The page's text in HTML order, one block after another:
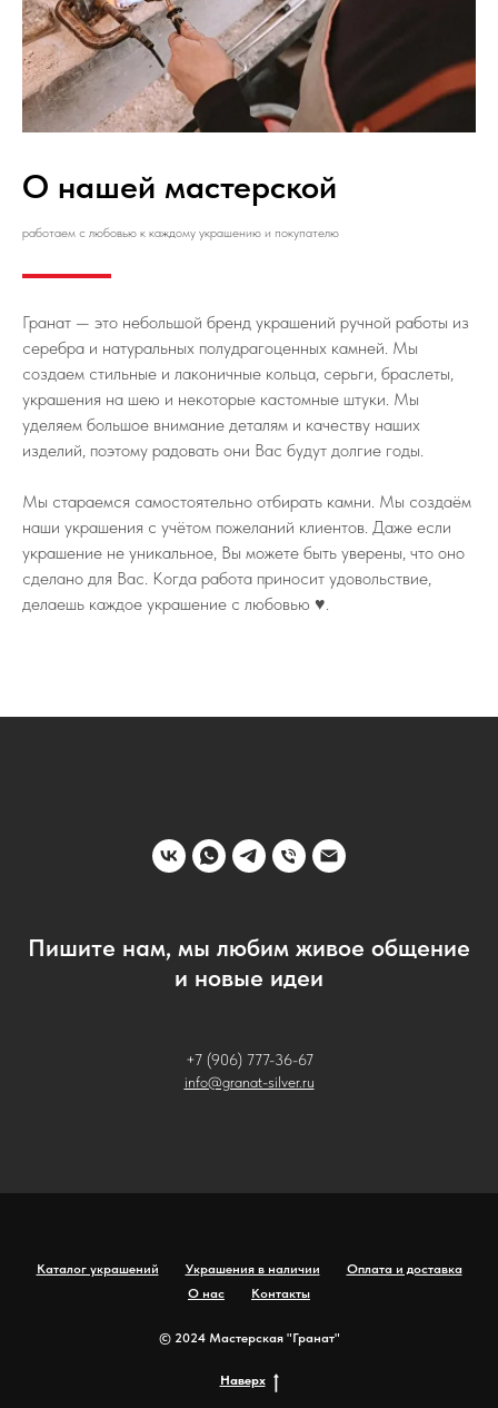
О нашей мастерской
работаем с любовью к каждому украшению и покупателю
Гранат — это небольшой бренд украшений ручной работы из
серебра и натуральных полудрагоценных камней. Мы
создаем стильные и лаконичные кольца, серьги, браслеты,
украшения на шею и некоторые кастомные штуки. Мы
уделяем большое внимание деталям и качеству наших
изделий, поэтому радовать они Вас будут долгие годы.
Мы стараемся самостоятельно отбирать камни. Мы создаём
наши украшения с учётом пожеланий клиентов. Даже если
украшение не уникальное, Вы можете быть уверены, что оно
сделано для Вас. Когда работа приносит удовольствие,
делаешь каждое украшение с любовью ♥️.
Пишите нам, мы любим живое общение
и новые идеи
+7 (906) 777-36-67
info@granat-silver.ru
Каталог украшений Украшения в наличии
Оплата и доставка
О нас
Контакты
© 2024 Мастерская "Гранат"
Наверх